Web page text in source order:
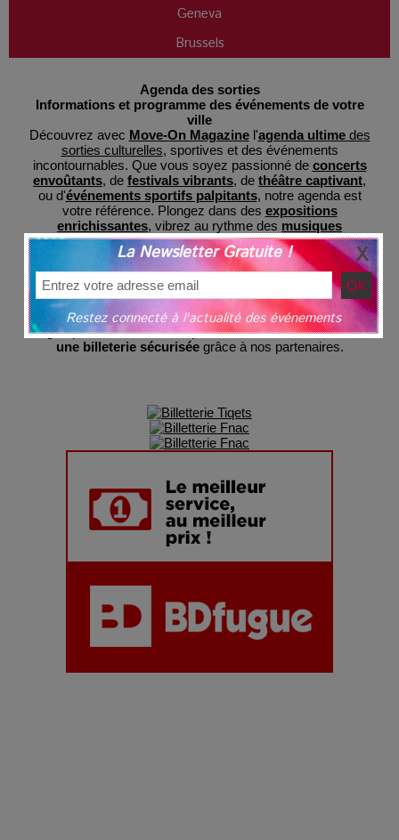
Geneva
Brussels
Agenda des sorties
Informations et programme des événements de votre
ville
Découvrez avec Move-On Magazinel'agenda ultimedes
sorties culturelles, sportives et des événements
incontournables. Que vous soyez passionné de concerts
envoûtants, de festivals vibrants, de théâtre captivant,
ou d'événements sportifs palpitants, notre agenda est
votre référence. Plongez dans des expositions
enrichissantes, vibrez au rythme des musiques
classiques et danses, riez avec les meilleuressoirées
d'humour
et découvrez desfilms inédits au cinéma. Ne
manquez pas nosactivités pour enfantset nosparcs de
loisirspour des sorties familiales mémorables. Avec
MoveOnMag, restez informé des dernières tendances et
préparez-vous à des expériences inoubliables, le tout
regroupé en un lieu central pour votre commodité et avec
une billeterie sécuriséegrâce à nos partenaires.
La Newsletter Gratuite !
Restez connecté à l'actualité des événements